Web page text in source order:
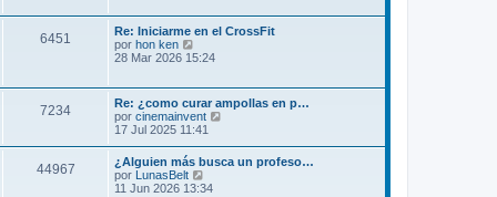
j
e
e
n
a
e
t
m
m
e
n
a
j
e
6451
Re: Iniciarme en el CrossFit
por hon ken
e
t
i
m
o
m
e
n
28 Mar 2026 15:24
7234
Re: ¿como curar ampollas en p…
por cinemainvent
l
17 Jul 2025 11:41
44967
¿Alguien más busca un profeso…
por LunasBelt
e
11 Jun 2026 13:34